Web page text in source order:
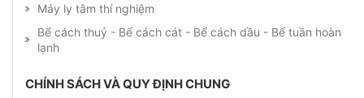
Máy ly tâm thí nghiệm
Bể cách thuỷ - Bể cách cát - Bể cách dầu - Bể tuần hoàn
lạnh
CHÍNH SÁCH VÀ QUY ĐỊNH CHUNG